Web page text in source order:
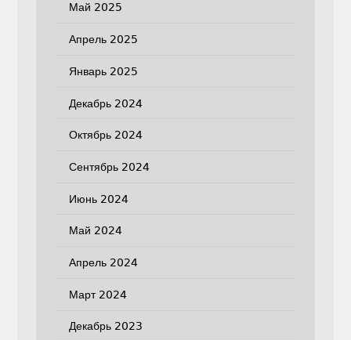
Май 2025
Апрель 2025
Январь 2025
Декабрь 2024
Октябрь 2024
Сентябрь 2024
Июнь 2024
Май 2024
Апрель 2024
Март 2024
Декабрь 2023